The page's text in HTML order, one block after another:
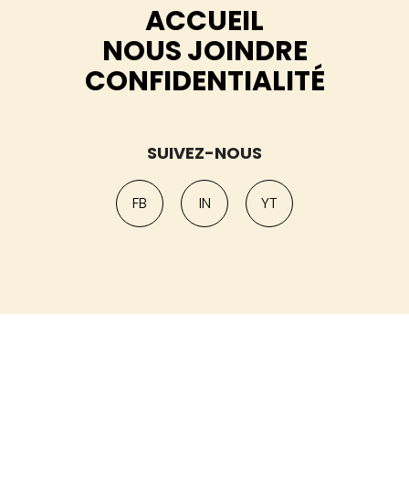
ACCUEIL
NOUS JOINDRE
CONFIDENTIALITÉ
SUIVEZ-NOUS
FB IN YT